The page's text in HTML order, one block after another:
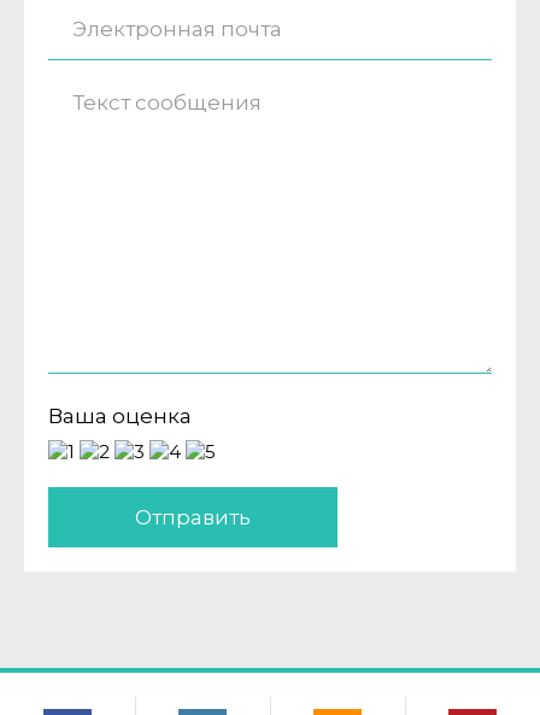
Ваша оценка
Отправить